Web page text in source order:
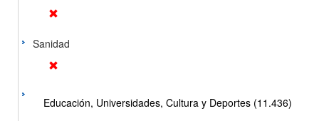
Sanidad
Educación, Universidades, Cultura y Deportes (11.436)